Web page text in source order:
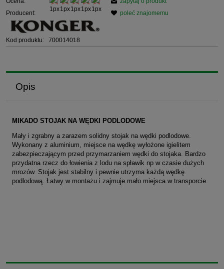
Producent:
Kod produktu: 700014018
poleć znajomemu
Opis
MIKADO STOJAK NA WĘDKI PODLODOWE
Mały i zgrabny a zarazem solidny stojak na wędki podlodowe.
Wykonany z aluminium, miejsce na wędkę wyłożone igielitem
zabezpieczającym przed przymarzaniem wędki do stojaka. Bardzo
przydatna rzecz do łowienia z lodu na spławik np w czasie dużych
mrozów. Stojak jest stabilny i pewnie utrzyma każdą wędkę
podlodową. Łatwy w montażu i zajmuje mało miejsca w transporcie.